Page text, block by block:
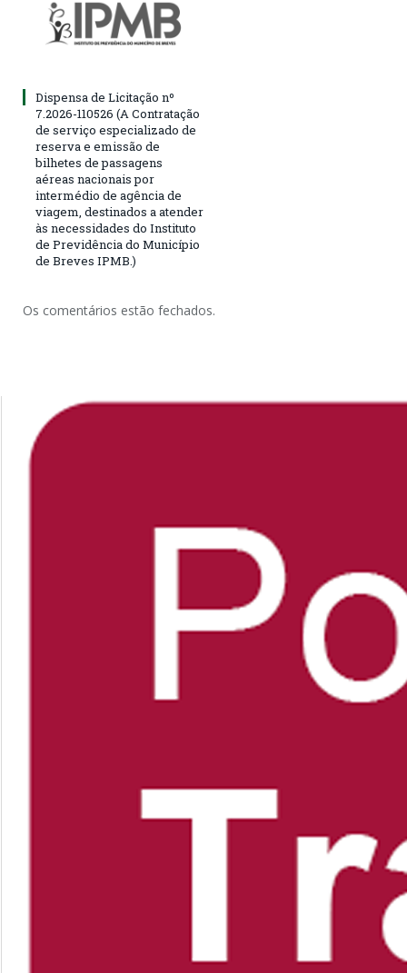
Dispensa de Licitação nº
7.2026-110526 (A Contratação
de serviço especializado de
reserva e emissão de
bilhetes de passagens
aéreas nacionais por
intermédio de agência de
viagem, destinados a atender
às necessidades do Instituto
de Previdência do Município
de Breves IPMB.)
Os comentários estão fechados.